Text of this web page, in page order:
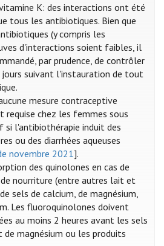
K: des interactions ont été
tous les antibiotiques. Bien que
(y compris les
d'interactions soient faibles, il
par prudence, de contrôler
jours suivant l'instauration de tout
mesure contraceptive
requise chez les femmes sous
si l'antibiothérapie induit des
ou des diarrhées aqueuses
novembre 2021].
des quinolones en cas de
nourriture (entre autres lait et
sels de calcium, de magnésium,
Les fluoroquinolones doivent
au moins 2 heures avant les sels
de magnésium ou les produits